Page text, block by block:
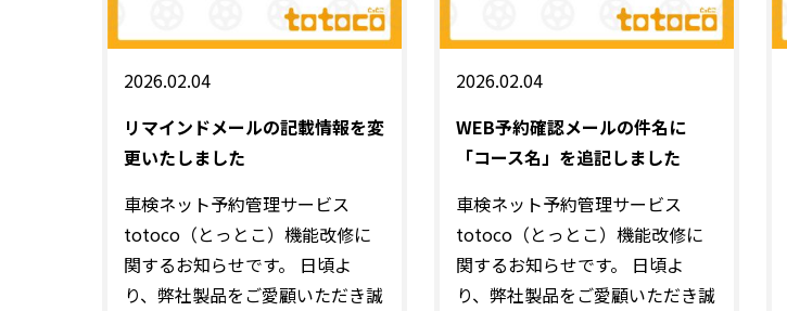
2026.02.04
リマインドメールの記載情報を変
更いたしました
車検ネット予約管理サービス
totoco（とっとこ）機能改修に
関するお知らせです。 日頃よ
り、弊社製品をご愛顧いただき誠
2026.02.04
WEB予約確認メールの件名に
「コース名」を追記しました
車検ネット予約管理サービス
totoco（とっとこ）機能改修に
関するお知らせです。 日頃よ
り、弊社製品をご愛顧いただき誠